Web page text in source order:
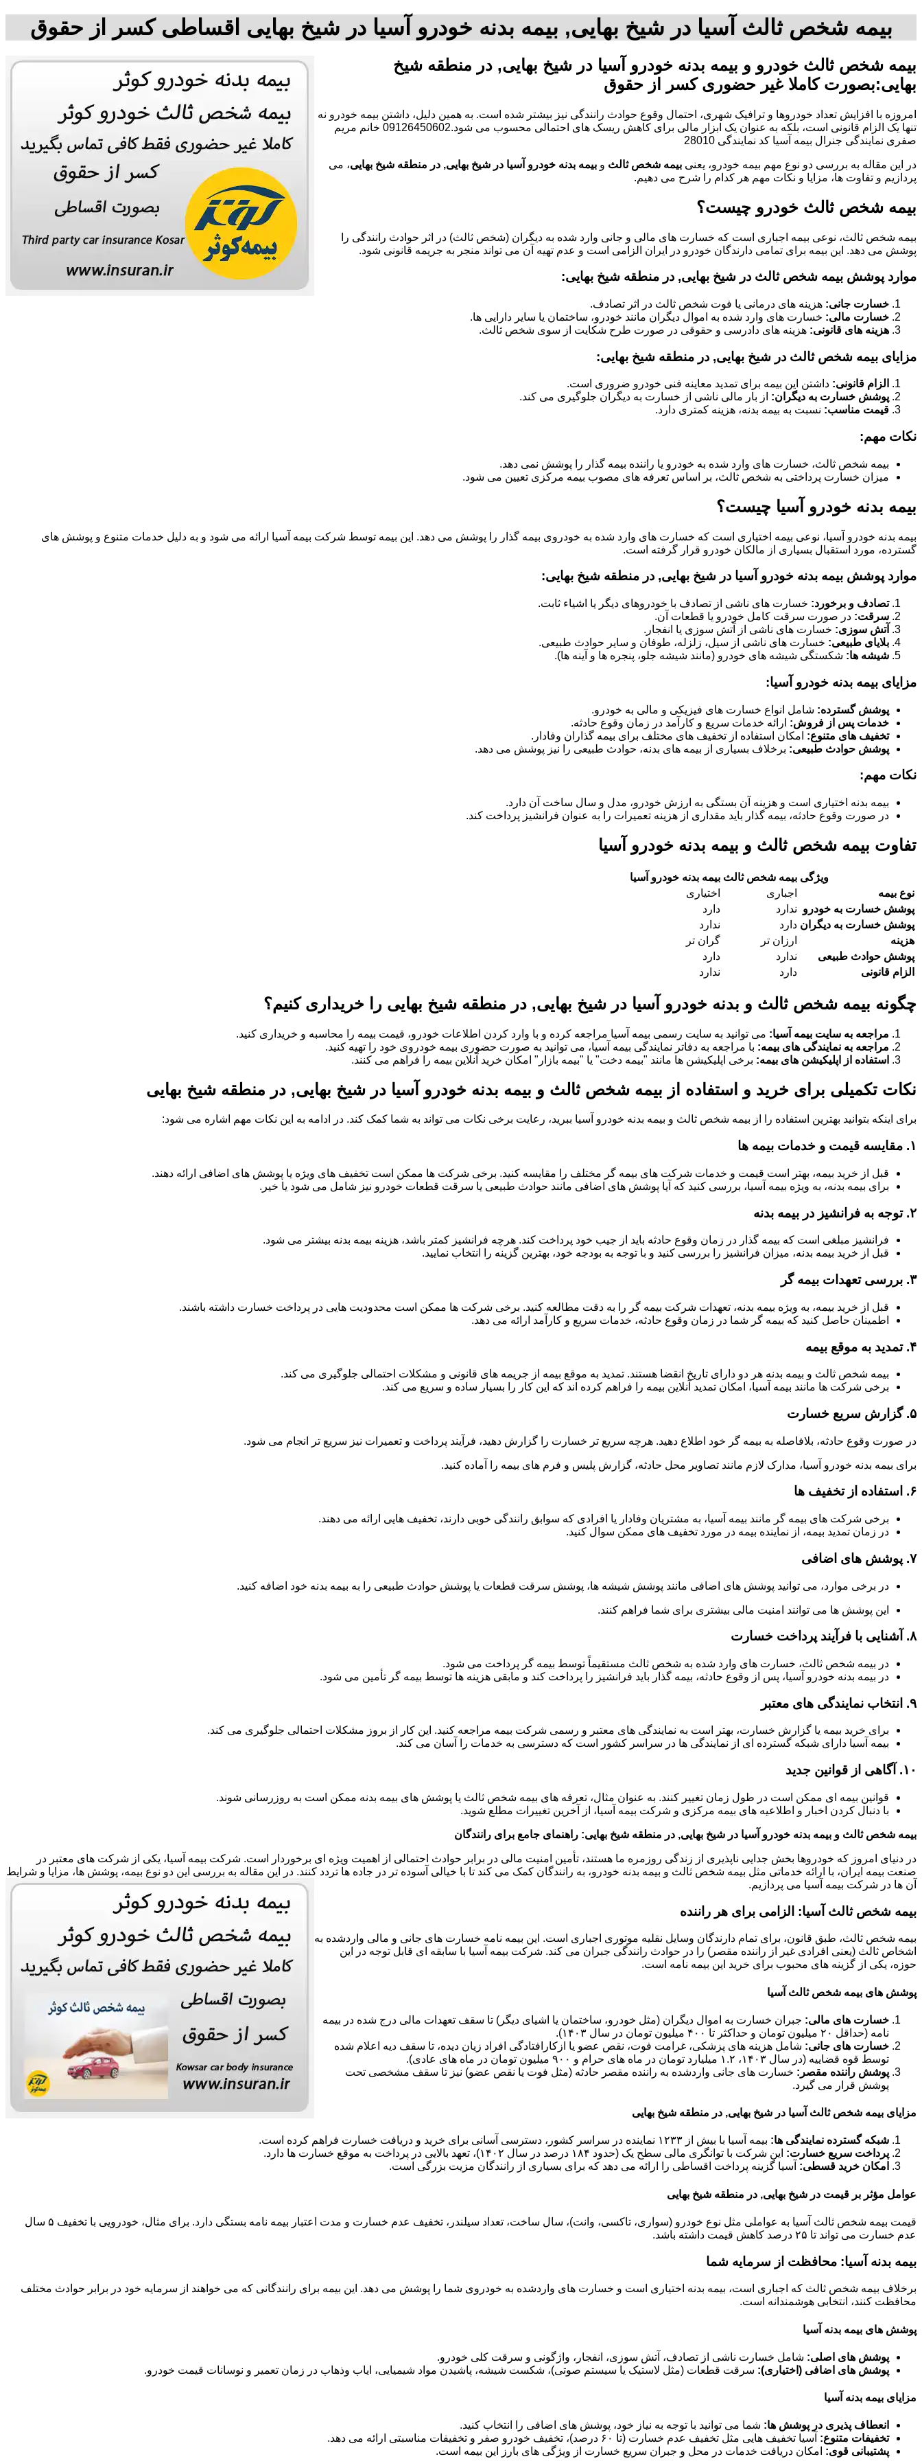
بیمه شخص ثالث آسیا در شیخ بهایی, بیمه بدنه خودرو آسیا در شیخ بهایی اقساطی کسر از حقوق
بیمه شخص ثالث خودرو و بیمه بدنه خودرو آسیا در شیخ بهایی, در منطقه شیخ
بهایی:بصورت کاملا غیر حضوری کسر از حقوق
امروزه با افزایش تعداد خودروها و ترافیک شهری، احتمال وقوع حوادث رانندگی نیز بیشتر شده است. به همین دلیل، داشتن بیمه خودرو نه
تنها یک الزام قانونی است، بلکه به عنوان یک ابزار مالی برای کاهش ریسک های احتمالی محسوب می شود.09126450602 خانم مریم
صفری نمایندگی جنرال بیمه آسیا کد نمایندگی 28010
در این مقاله به بررسی دو نوع مهم بیمه خودرو، یعنی بیمه شخص ثالث و بیمه بدنه خودرو آسیا در شیخ بهایی, در منطقه شیخ بهایی، می
پردازیم و تفاوت ها، مزایا و نکات مهم هر کدام را شرح می دهیم.
بیمه شخص ثالث خودرو چیست؟
بیمه شخص ثالث، نوعی بیمه اجباری است که خسارت های مالی و جانی وارد شده به دیگران (شخص ثالث) در اثر حوادث رانندگی را
پوشش می دهد. این بیمه برای تمامی دارندگان خودرو در ایران الزامی است و عدم تهیه آن می تواند منجر به جریمه قانونی شود.
موارد پوشش بیمه شخص ثالث در شیخ بهایی, در منطقه شیخ بهایی:
خسارت جانی: هزینه های درمانی یا فوت شخص ثالث در اثر تصادف.
خسارت مالی: خسارت های وارد شده به اموال دیگران مانند خودرو، ساختمان یا سایر دارایی ها.
هزینه های قانونی: هزینه های دادرسی و حقوقی در صورت طرح شکایت از سوی شخص ثالث.
مزایای بیمه شخص ثالث در شیخ بهایی, در منطقه شیخ بهایی:
الزام قانونی: داشتن این بیمه برای تمدید معاینه فنی خودرو ضروری است.
پوشش خسارت به دیگران: از بار مالی ناشی از خسارت به دیگران جلوگیری می کند.
قیمت مناسب: نسبت به بیمه بدنه، هزینه کمتری دارد.
نکات مهم:
بیمه شخص ثالث، خسارت های وارد شده به خودرو یا راننده بیمه گذار را پوشش نمی دهد.
میزان خسارت پرداختی به شخص ثالث، بر اساس تعرفه های مصوب بیمه مرکزی تعیین می شود.
بیمه بدنه خودرو آسیا چیست؟
بیمه بدنه خودرو آسیا، نوعی بیمه اختیاری است که خسارت های وارد شده به خودروی بیمه گذار را پوشش می دهد. این بیمه توسط شرکت بیمه آسیا ارائه می شود و به دلیل خدمات متنوع و پوشش های
گسترده، مورد استقبال بسیاری از مالکان خودرو قرار گرفته است.
موارد پوشش بیمه بدنه خودرو آسیا در شیخ بهایی, در منطقه شیخ بهایی:
تصادف و برخورد: خسارت های ناشی از تصادف با خودروهای دیگر یا اشیاء ثابت.
سرقت: در صورت سرقت کامل خودرو یا قطعات آن.
آتش سوزی: خسارت های ناشی از آتش سوزی یا انفجار.
بلایای طبیعی: خسارت های ناشی از سیل، زلزله، طوفان و سایر حوادث طبیعی.
شیشه ها: شکستگی شیشه های خودرو (مانند شیشه جلو، پنجره ها و آینه ها).
مزایای بیمه بدنه خودرو آسیا:
پوشش گسترده: شامل انواع خسارت های فیزیکی و مالی به خودرو.
خدمات پس از فروش: ارائه خدمات سریع و کارآمد در زمان وقوع حادثه.
تخفیف های متنوع: امکان استفاده از تخفیف های مختلف برای بیمه گذاران وفادار.
پوشش حوادث طبیعی: برخلاف بسیاری از بیمه های بدنه، حوادث طبیعی را نیز پوشش می دهد.
نکات مهم:
بیمه بدنه اختیاری است و هزینه آن بستگی به ارزش خودرو، مدل و سال ساخت آن دارد.
در صورت وقوع حادثه، بیمه گذار باید مقداری از هزینه تعمیرات را به عنوان فرانشیز پرداخت کند.
تفاوت بیمه شخص ثالث و بیمه بدنه خودرو آسیا
ویژگی بیمه شخص ثالث بیمه بدنه خودرو آسیا
نوع بیمه
اجباری
اختیاری
پوشش خسارت به خودرو ندارد
دارد
پوشش خسارت به دیگران دارد
ندارد
هزینه
ارزان تر
گران تر
پوشش حوادث طبیعی
ندارد
دارد
الزام قانونی
دارد ندارد
چگونه بیمه شخص ثالث و بدنه خودرو آسیا در شیخ بهایی, در منطقه شیخ بهایی را خریداری کنیم؟
مراجعه به سایت بیمه آسیا: می توانید به سایت رسمی بیمه آسیا مراجعه کرده و با وارد کردن اطلاعات خودرو، قیمت بیمه را محاسبه و خریداری کنید.
مراجعه به نمایندگی های بیمه: با مراجعه به دفاتر نمایندگی بیمه آسیا، می توانید به صورت حضوری بیمه خودروی خود را تهیه کنید.
استفاده از اپلیکیشن های بیمه: برخی اپلیکیشن ها مانند "بیمه دخت" یا "بیمه بازار" امکان خرید آنلاین بیمه را فراهم می کنند.
نکات تکمیلی برای خرید و استفاده از بیمه شخص ثالث و بیمه بدنه خودرو آسیا در شیخ بهایی, در منطقه شیخ بهایی
برای اینکه بتوانید بهترین استفاده را از بیمه شخص ثالث و بیمه بدنه خودرو آسیا ببرید، رعایت برخی نکات می تواند به شما کمک کند. در ادامه به این نکات مهم اشاره می شود:
۱. مقایسه قیمت و خدمات بیمه ها
قبل از خرید بیمه، بهتر است قیمت و خدمات شرکت های بیمه گر مختلف را مقایسه کنید. برخی شرکت ها ممکن است تخفیف های ویژه یا پوشش های اضافی ارائه دهند.
برای بیمه بدنه، به ویژه بیمه آسیا، بررسی کنید که آیا پوشش های اضافی مانند حوادث طبیعی یا سرقت قطعات خودرو نیز شامل می شود یا خیر.
۲. توجه به فرانشیز در بیمه بدنه
فرانشیز مبلغی است که بیمه گذار در زمان وقوع حادثه باید از جیب خود پرداخت کند. هرچه فرانشیز کمتر باشد، هزینه بیمه بدنه بیشتر می شود.
قبل از خرید بیمه بدنه، میزان فرانشیز را بررسی کنید و با توجه به بودجه خود، بهترین گزینه را انتخاب نمایید.
۳. بررسی تعهدات بیمه گر
قبل از خرید بیمه، به ویژه بیمه بدنه، تعهدات شرکت بیمه گر را به دقت مطالعه کنید. برخی شرکت ها ممکن است محدودیت هایی در پرداخت خسارت داشته باشند.
اطمینان حاصل کنید که بیمه گر شما در زمان وقوع حادثه، خدمات سریع و کارآمد ارائه می دهد.
۴. تمدید به موقع بیمه
بیمه شخص ثالث و بیمه بدنه هر دو دارای تاریخ انقضا هستند. تمدید به موقع بیمه از جریمه های قانونی و مشکلات احتمالی جلوگیری می کند.
برخی شرکت ها مانند بیمه آسیا، امکان تمدید آنلاین بیمه را فراهم کرده اند که این کار را بسیار ساده و سریع می کند.
۵. گزارش سریع خسارت
در صورت وقوع حادثه، بلافاصله به بیمه گر خود اطلاع دهید. هرچه سریع تر خسارت را گزارش دهید، فرآیند پرداخت و تعمیرات نیز سریع تر انجام می شود.
برای بیمه بدنه خودرو آسیا، مدارک لازم مانند تصاویر محل حادثه، گزارش پلیس و فرم های بیمه را آماده کنید.
۶. استفاده از تخفیف ها
برخی شرکت های بیمه گر مانند بیمه آسیا، به مشتریان وفادار یا افرادی که سوابق رانندگی خوبی دارند، تخفیف هایی ارائه می دهند.
در زمان تمدید بیمه، از نماینده بیمه در مورد تخفیف های ممکن سوال کنید.
۷. پوشش های اضافی
در برخی موارد، می توانید پوشش های اضافی مانند پوشش شیشه ها، پوشش سرقت قطعات یا پوشش حوادث طبیعی را به بیمه بدنه خود اضافه کنید.
این پوشش ها می توانند امنیت مالی بیشتری برای شما فراهم کنند.
۸. آشنایی با فرآیند پرداخت خسارت
در بیمه شخص ثالث، خسارت های وارد شده به شخص ثالث مستقیماً توسط بیمه گر پرداخت می شود.
در بیمه بدنه خودرو آسیا، پس از وقوع حادثه، بیمه گذار باید فرانشیز را پرداخت کند و مابقی هزینه ها توسط بیمه گر تأمین می شود.
۹. انتخاب نمایندگی های معتبر
برای خرید بیمه یا گزارش خسارت، بهتر است به نمایندگی های معتبر و رسمی شرکت بیمه مراجعه کنید. این کار از بروز مشکلات احتمالی جلوگیری می کند.
بیمه آسیا دارای شبکه گسترده ای از نمایندگی ها در سراسر کشور است که دسترسی به خدمات را آسان می کند.
۱۰. آگاهی از قوانین جدید
قوانین بیمه ای ممکن است در طول زمان تغییر کنند. به عنوان مثال، تعرفه های بیمه شخص ثالث یا پوشش های بیمه بدنه ممکن است به روزرسانی شوند.
با دنبال کردن اخبار و اطلاعیه های بیمه مرکزی و شرکت بیمه آسیا، از آخرین تغییرات مطلع شوید.
بیمه شخص ثالث و بیمه بدنه خودرو آسیا در شیخ بهایی, در منطقه شیخ بهایی: راهنمای جامع برای رانندگان
در دنیای امروز که خودروها بخش جدایی ناپذیری از زندگی روزمره ما هستند، تأمین امنیت مالی در برابر حوادث احتمالی از اهمیت ویژه ای برخوردار است. شرکت بیمه آسیا، یکی از شرکت های معتبر در
صنعت بیمه ایران، با ارائه خدماتی مثل بیمه شخص ثالث و بیمه بدنه خودرو، به رانندگان کمک می کند تا با خیالی آسوده تر در جاده ها تردد کنند. در این مقاله به بررسی این دو نوع بیمه، پوشش ها، مزایا و شرایط
آن ها در شرکت بیمه آسیا می پردازیم.
بیمه شخص ثالث آسیا: الزامی برای هر راننده
بیمه شخص ثالث، طبق قانون، برای تمام دارندگان وسایل نقلیه موتوری اجباری است. این بیمه نامه خسارت های جانی و مالی واردشده به
اشخاص ثالث (یعنی افرادی غیر از راننده مقصر) را در حوادث رانندگی جبران می کند. شرکت بیمه آسیا با سابقه ای قابل توجه در این
حوزه، یکی از گزینه های محبوب برای خرید این بیمه نامه است.
پوشش های بیمه شخص ثالث آسیا
خسارت های مالی: جبران خسارت به اموال دیگران (مثل خودرو، ساختمان یا اشیای دیگر) تا سقف تعهدات مالی درج شده در بیمه
نامه (حداقل ۲۰ میلیون تومان و حداکثر تا ۴۰۰ میلیون تومان در سال ۱۴۰۳).
خسارت های جانی: شامل هزینه های پزشکی، غرامت فوت، نقص عضو یا ازکارافتادگی افراد زیان دیده، تا سقف دیه اعلام شده
توسط قوه قضاییه (در سال ۱۴۰۳، ۱.۲ میلیارد تومان در ماه های حرام و ۹۰۰ میلیون تومان در ماه های عادی).
پوشش راننده مقصر: خسارت های جانی واردشده به راننده مقصر حادثه (مثل فوت یا نقص عضو) نیز تا سقف مشخصی تحت
پوشش قرار می گیرد.
مزایای بیمه شخص ثالث آسیا در شیخ بهایی, در منطقه شیخ بهایی
شبکه گسترده نمایندگی ها: بیمه آسیا با بیش از ۱۲۳۳ نماینده در سراسر کشور، دسترسی آسانی برای خرید و دریافت خسارت فراهم کرده است.
پرداخت سریع خسارت: این شرکت با توانگری مالی سطح یک (حدود ۱۸۴ درصد در سال ۱۴۰۲)، تعهد بالایی در پرداخت به موقع خسارت ها دارد.
امکان خرید قسطی: آسیا گزینه پرداخت اقساطی را ارائه می دهد که برای بسیاری از رانندگان مزیت بزرگی است.
عوامل مؤثر بر قیمت در شیخ بهایی, در منطقه شیخ بهایی
قیمت بیمه شخص ثالث آسیا به عواملی مثل نوع خودرو (سواری، تاکسی، وانت)، سال ساخت، تعداد سیلندر، تخفیف عدم خسارت و مدت اعتبار بیمه نامه بستگی دارد. برای مثال، خودرویی با تخفیف ۵ سال
عدم خسارت می تواند تا ۲۵ درصد کاهش قیمت داشته باشد.
بیمه بدنه آسیا: محافظت از سرمایه شما
برخلاف بیمه شخص ثالث که اجباری است، بیمه بدنه اختیاری است و خسارت های واردشده به خودروی شما را پوشش می دهد. این بیمه برای رانندگانی که می خواهند از سرمایه خود در برابر حوادث مختلف
محافظت کنند، انتخابی هوشمندانه است.
پوشش های بیمه بدنه آسیا
پوشش های اصلی: شامل خسارت ناشی از تصادف، آتش سوزی، انفجار، واژگونی و سرقت کلی خودرو.
پوشش های اضافی (اختیاری): سرقت قطعات (مثل لاستیک یا سیستم صوتی)، شکست شیشه، پاشیدن مواد شیمیایی، ایاب وذهاب در زمان تعمیر و نوسانات قیمت خودرو.
مزایای بیمه بدنه آسیا
انعطاف پذیری در پوشش ها: شما می توانید با توجه به نیاز خود، پوشش های اضافی را انتخاب کنید.
تخفیفات متنوع: آسیا تخفیف هایی مثل تخفیف عدم خسارت (تا ۶۰ درصد)، تخفیف خودرو صفر و تخفیفات مناسبتی ارائه می دهد.
پشتیبانی قوی: امکان دریافت خدمات در محل و جبران سریع خسارت از ویژگی های بارز این بیمه است.